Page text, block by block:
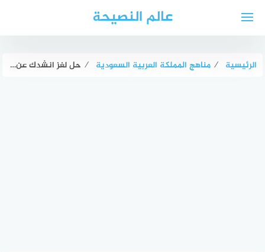
عالم النصيحة
الرئيسية ⁄ مناهج المملكة العربية السعودية ⁄ حل لغز انشدك عن شي يصعد برجل وينزل برجلين